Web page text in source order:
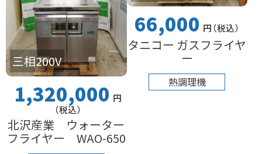
三相200V
1,320,000 円
（税込）
北沢産業 ウォーター
フライヤー WAO-650
66,000 円（税込）
タニコー ガスフライヤ
ー
熱調理機